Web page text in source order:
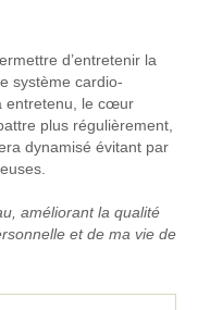
d’entretenir la
système cardio-
entretenu, le cœur
plus régulièrement,
dynamisé évitant par
améliorant la qualité
et de ma vie de